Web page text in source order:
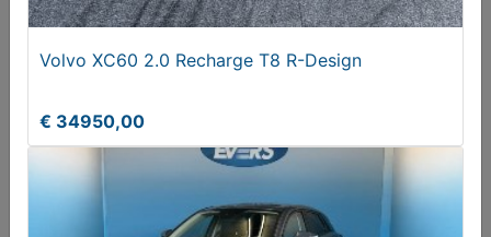
Volvo XC60 2.0 Recharge T8 R-Design
€ 34950,00